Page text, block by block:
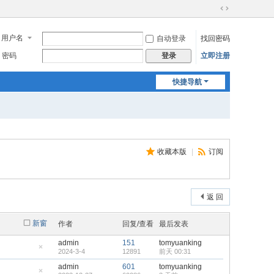
切
到
宽
用户名 自动登录
找回密码
密码
登录 立即注册
快捷导航
收藏本版 订阅
返 回
新窗 作者 回复/查看 最后发表
藏
置
admin
2024-3-4
151
12891
tomyuanking
前天 00:31
admin 601 tomyuanking